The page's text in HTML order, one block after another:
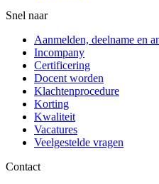
Snel naar
Aanmelden, deelname en
Incompany
Certificering
Docent worden
Klachtenprocedure
Korting
Kwaliteit
Vacatures
Veelgestelde vragen
Contact